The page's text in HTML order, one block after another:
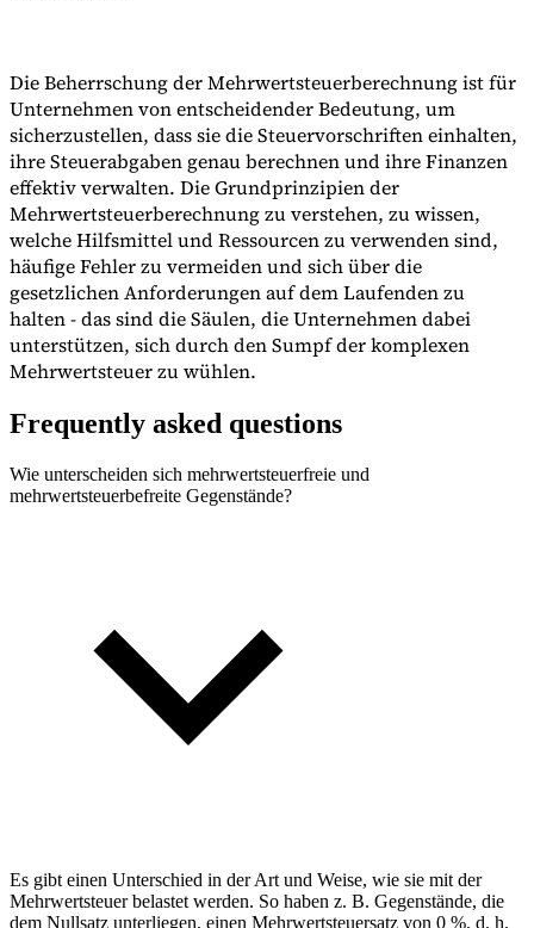
Die Beherrschung der Mehrwertsteuerberechnung ist für
Unternehmen von entscheidender Bedeutung, um
sicherzustellen, dass sie die Steuervorschriften einhalten,
ihre Steuerabgaben genau berechnen und ihre Finanzen
effektiv verwalten. Die Grundprinzipien der
Mehrwertsteuerberechnung zu verstehen, zu wissen,
welche Hilfsmittel und Ressourcen zu verwenden sind,
häufige Fehler zu vermeiden und sich über die
gesetzlichen Anforderungen auf dem Laufenden zu
halten - das sind die Säulen, die Unternehmen dabei
unterstützen, sich durch den Sumpf der komplexen
Mehrwertsteuer zu wühlen.
Frequently asked questions
Wie unterscheiden sich mehrwertsteuerfreie und
mehrwertsteuerbefreite Gegenstände?
Es gibt einen Unterschied in der Art und Weise, wie sie mit der
Mehrwertsteuer belastet werden. So haben z. B. Gegenstände, die
dem Nullsatz unterliegen, einen Mehrwertsteuersatz von 0 %, d. h.